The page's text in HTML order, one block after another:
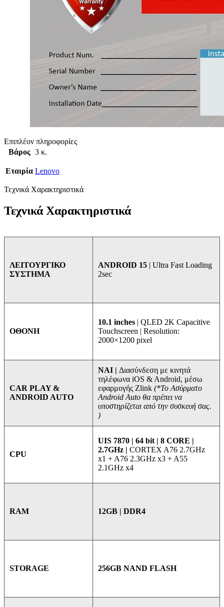
Επιπλέον πληροφορίες
Βάρος 3 κ.
Εταιρία Lenovo
Τεχνικά Χαρακτηριστικά
Τεχνικά Χαρακτηριστικά
ΛΕΙΤΟΥΡΓΙΚΟ
ΣΥΣΤΗΜΑ
ANDROID 15 | Ultra Fast Loading
2sec
ΟΘΟΝΗ
10.1 inches | QLED 2K Capacitive
Touchscreen | Resolution:
2000×1200 pixel
CAR PLAY &
ANDROID AUTO
ΝΑΙ | Διασύνδεση με κινητά
τηλέφωνα iOS & Android, μέσω
εφαρμογής Zlink (*Το Ασύρματο
Android Auto θα πρέπει να
υποστηρίζεται από την συσκευή σας.
)
CPU
UIS 7870 | 64 bit | 8 CORE |
2.7GHz | CORTEX A76 2.7GHz
x1 + A76 2.3GHz x3 + A55
2.1GHz x4
RAM 12GB | DDR4
STORAGE 256GB NAND FLASH